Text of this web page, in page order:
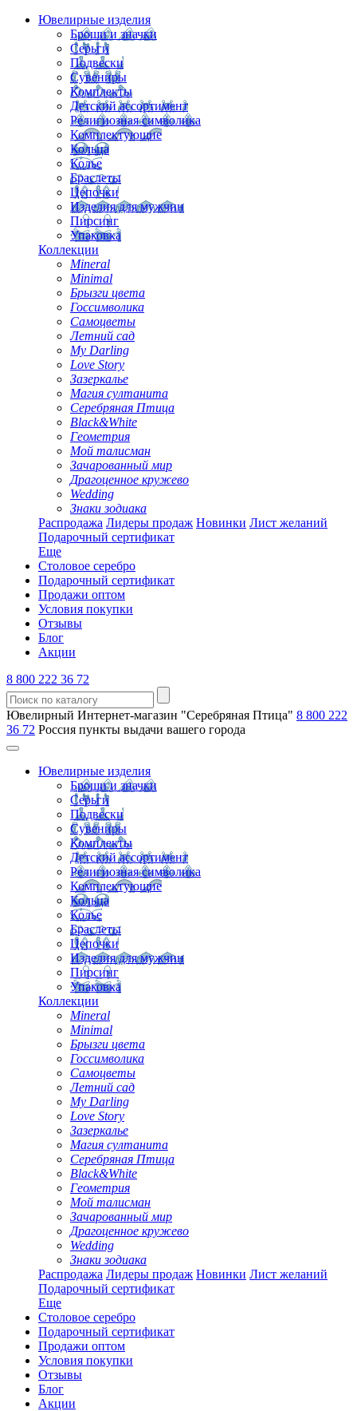
Ювелирные изделия
Броши и значки
Серьги
Подвески
Сувениры
Комплекты
Детский ассортимент
Религиозная символика
Комплектующие
Кольца
Колье
Браслеты
Цепочки
Изделия для мужчин
Пирсинг
Упаковка
Коллекции
Mineral
Minimal
Брызги цвета
Госсимволика
Самоцветы
Летний сад
My Darling
Love Story
Зазеркалье
Магия султанита
Серебряная Птица
Black&White
Геометрия
Мой талисман
Зачарованный мир
Драгоценное кружево
Wedding
Знаки зодиака
Распродажа Лидеры продаж Новинки Лист желаний
Подарочный сертификат
Еще
Столовое серебро
Подарочный сертификат
Продажи оптом
Условия покупки
Отзывы
Блог
Акции
8 800 222 36 72
Ювелирный Интернет-магазин "Серебряная Птица" 8 800 222
36 72 Россия пункты выдачи вашего города
Ювелирные изделия
Броши и значки
Серьги
Подвески
Сувениры
Комплекты
Детский ассортимент
Религиозная символика
Комплектующие
Кольца
Колье
Браслеты
Цепочки
Изделия для мужчин
Пирсинг
Упаковка
Коллекции
Mineral
Minimal
Брызги цвета
Госсимволика
Самоцветы
Летний сад
My Darling
Love Story
Зазеркалье
Магия султанита
Серебряная Птица
Black&White
Геометрия
Мой талисман
Зачарованный мир
Драгоценное кружево
Wedding
Знаки зодиака
Распродажа Лидеры продаж Новинки Лист желаний
Подарочный сертификат
Еще
Столовое серебро
Подарочный сертификат
Продажи оптом
Условия покупки
Отзывы
Блог
Акции